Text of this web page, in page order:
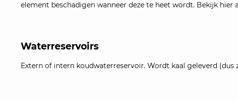
element beschadigen wanneer deze te heet wordt. Bekijk hier
Waterreservoirs
Extern of intern koudwaterreservoir. Wordt kaal geleverd